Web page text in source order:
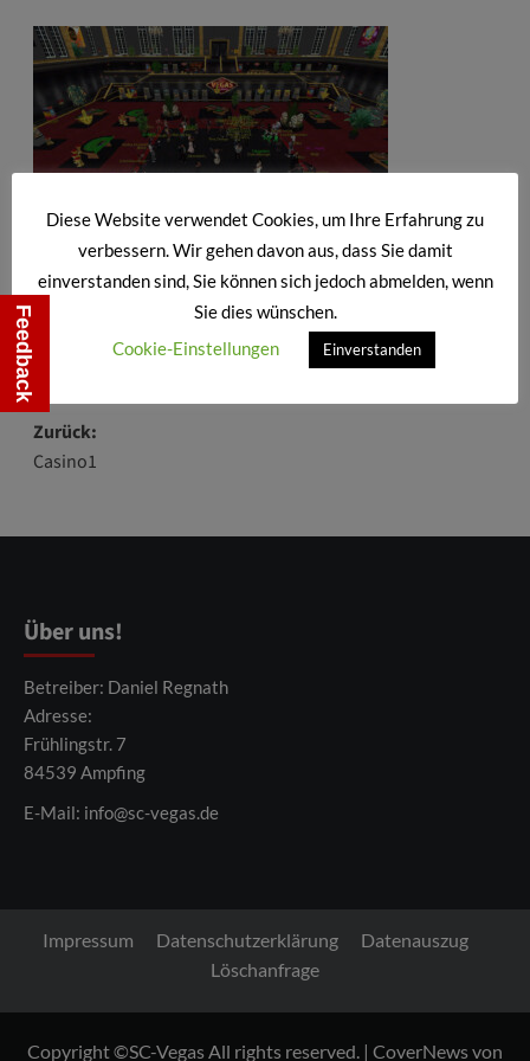
!!! Teilen Erwünscht !!!
Beitragsnavigation
Zurück:
Casino1
Über uns!
Betreiber: Daniel Regnath
Adresse:
Frühlingstr. 7
84539 Ampfing
E-Mail: info@sc-vegas.de
Impressum Datenschutzerklärung
Datenauszug
Löschanfrage
Copyright ©SC-Vegas All rights reserved. | CoverNewsvon
Diese Website verwendet Cookies, um Ihre Erfahrung zu
verbessern. Wir gehen davon aus, dass Sie damit
einverstanden sind, Sie können sich jedoch abmelden, wenn
Sie dies wünschen.
Cookie-Einstellungen
Einverstanden
Feedback